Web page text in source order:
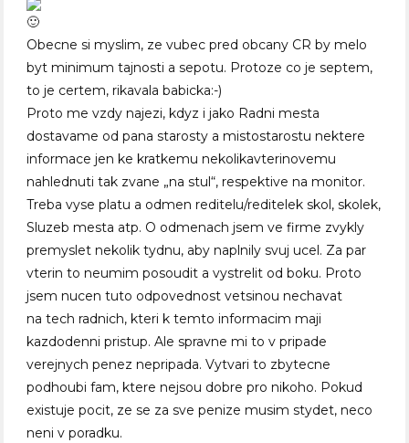
Obecne si myslim, ze vubec pred obcany CR by melo
byt minimum tajnosti a sepotu. Protoze co je septem,
to je certem, rikavala babicka:-)
Proto me vzdy najezi, kdyz i jako Radni mesta
dostavame od pana starosty a mistostarostu nektere
informace jen ke kratkemu nekolikavterinovemu
nahlednuti tak zvane „na stul“, respektive na monitor.
Treba vyse platu a odmen reditelu/reditelek skol, skolek,
Sluzeb mesta atp. O odmenach jsem ve firme zvykly
premyslet nekolik tydnu, aby naplnily svuj ucel. Za par
vterin to neumim posoudit a vystrelit od boku. Proto
jsem nucen tuto odpovednost vetsinou nechavat
na tech radnich, kteri k temto informacim maji
kazdodenni pristup. Ale spravne mi to v pripade
verejnych penez nepripada. Vytvari to zbytecne
podhoubi fam, ktere nejsou dobre pro nikoho. Pokud
existuje pocit, ze se za sve penize musim stydet, neco
neni v poradku.